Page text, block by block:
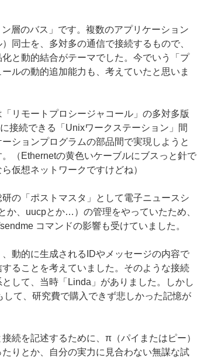
層のバス」です。複数のアプリケーション
同士を、多対多の通信で接続するもので、
と動的結合がテーマでした。今でいう「プ
ルの動的追加能力も、考えていたと思いま
リモートプロシージャコール」の多対多版
接続できる「Unixワークステーション」間
ションプログラムの部品間で実現しようと
（Ethernetの黄色いケーブルにブスっと針で
仮想ネットワークですけどね）
の「ポストマスタ」として電子ニュースシ
か、uucpとか…）の管理をやっていたため、
コマンドの影響も受けていました。
動的に生成されるIDやメッセージの内容で
ることを考えていました。そのような接続
して、当時「Linda」がありました。しかし
して、研究費で購入できず悲しかった記憶が
続を記述するために、π（パイまたはピー）
りとか、自分の実力に見合わない無謀な試